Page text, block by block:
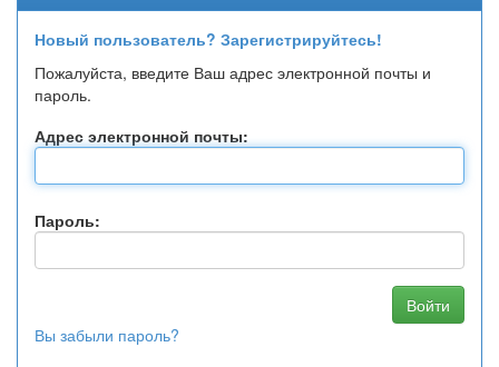
Новый пользователь? Зарегистрируйтесь!
Пожалуйста, введите Ваш адрес электронной почты и
пароль.
Адрес электронной почты:
Пароль:
Вы забыли пароль?